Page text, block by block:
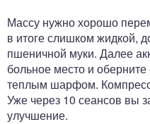
Массу нужно хорошо
в итоге слишком жидкой,
пшеничной муки. Далее
больное место и
теплым шарфом.
Уже через 10 сеансов вы
улучшение.